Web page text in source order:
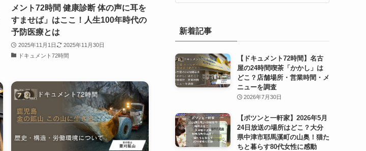
メント72時間 健康診断 体の声に耳を
すませば」はここ！人生100年時代の
予防医療とは
2025年11月1日
2025年11月30日
ドキュメント72時間
新着記事
【ドキュメント72時間】名古
屋の24時間喫茶「かかし」は
どこ？店舗場所・営業時間・メ
ニューを調査
2026年7月30日
【ポツンと一軒家】2026年5月
24日放送の場所はどこ？大分
県中津市耶馬溪町の山奥！猫た
ちと暮らす80代女性に感動